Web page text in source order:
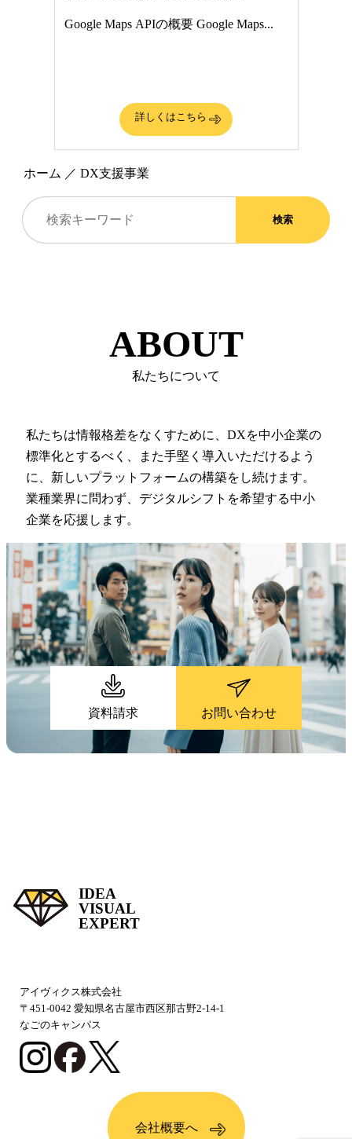
Google Maps APIの概要 Google Maps...
詳しくはこちら
ホーム ／ DX支援事業
検索
ABOUT
私たちについて
私たちは情報格差をなくすために、DXを中小企業の
標準化とするべく、また手堅く導入いただけるよう
に、新しいプラットフォームの構築をし続けます。
業種業界に問わず、デジタルシフトを希望する中小
企業を応援します。
資料請求 お問い合わせ
IDEA
VISUAL
EXPERT
アイヴィクス株式会社
〒451-0042 愛知県名古屋市西区那古野2-14-1
なごのキャンパス
会社概要へ